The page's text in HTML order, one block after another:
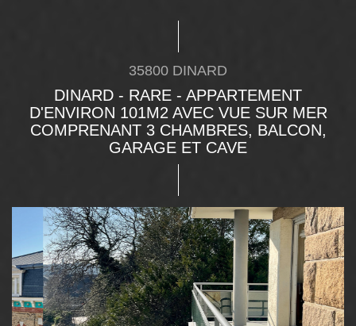
35800 DINARD
DINARD - RARE - APPARTEMENT
D'ENVIRON 101M2 AVEC VUE SUR MER
COMPRENANT 3 CHAMBRES, BALCON,
GARAGE ET CAVE